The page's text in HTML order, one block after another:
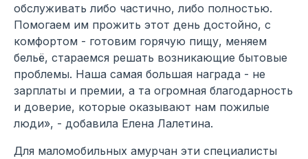
обслуживать либо частично, либо полностью.
Помогаем им прожить этот день достойно, с
комфортом - готовим горячую пищу, меняем
бельё, стараемся решать возникающие бытовые
проблемы. Наша самая большая награда - не
зарплаты и премии, а та огромная благодарность
и доверие, которые оказывают нам пожилые
люди», - добавила Елена Лалетина.
Для маломобильных амурчан эти специалисты